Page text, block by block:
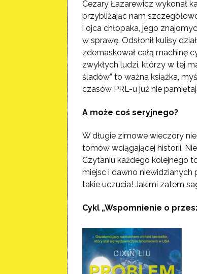
Cezary Łazarewicz wykonał
przybliżając nam
i ojca chłopaka, jego
w sprawę. Odsłonił kulisy
zdemaskował całą machinę
zwykłych ludzi, którzy w tej
śladów” to ważna książka,
czasów PRL-u już nie
A może coś seryjnego?
W długie zimowe wieczory
tomów wciągającej historii.
Czytaniu każdego kolejnego
miejsc i dawno niewidzianych
takie uczucia! Jakimi zatem
Cykl „Wspomnienie o